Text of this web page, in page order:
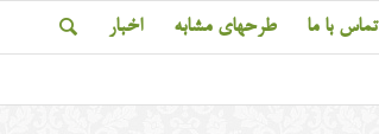
تماس با ما طرحهای مشابه اخبار